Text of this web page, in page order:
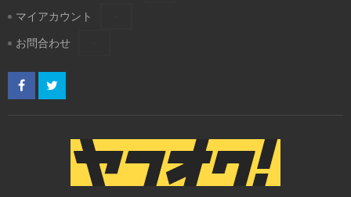
マイアカウント
お問合わせ